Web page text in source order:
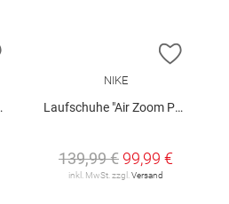
ZUR WUNSCHLISTE HINZUFÜGEN
ZUR
NIKE
Laufschuhe "Air Zoom Pegasus 42"
139,99 € 99,99 €
inkl. MwSt. zzgl. Versand